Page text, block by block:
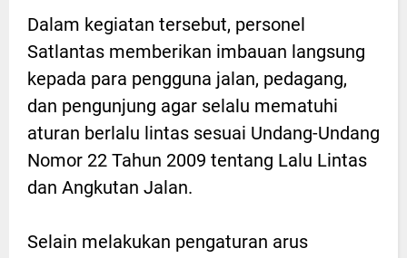
Dalam kegiatan tersebut, personel
Satlantas memberikan imbauan langsung
kepada para pengguna jalan, pedagang,
dan pengunjung agar selalu mematuhi
aturan berlalu lintas sesuai Undang-Undang
Nomor 22 Tahun 2009 tentang Lalu Lintas
dan Angkutan Jalan.
Selain melakukan pengaturan arus